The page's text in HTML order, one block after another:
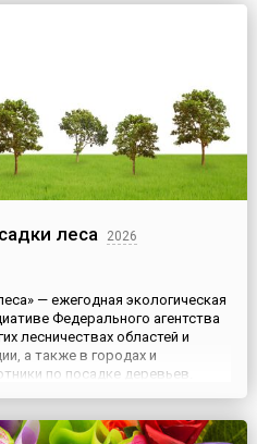
леса 2026
— ежегодная экологическая
Федерального агентства
лесничествах областей и
а также в городах и
по посадке деревьев.